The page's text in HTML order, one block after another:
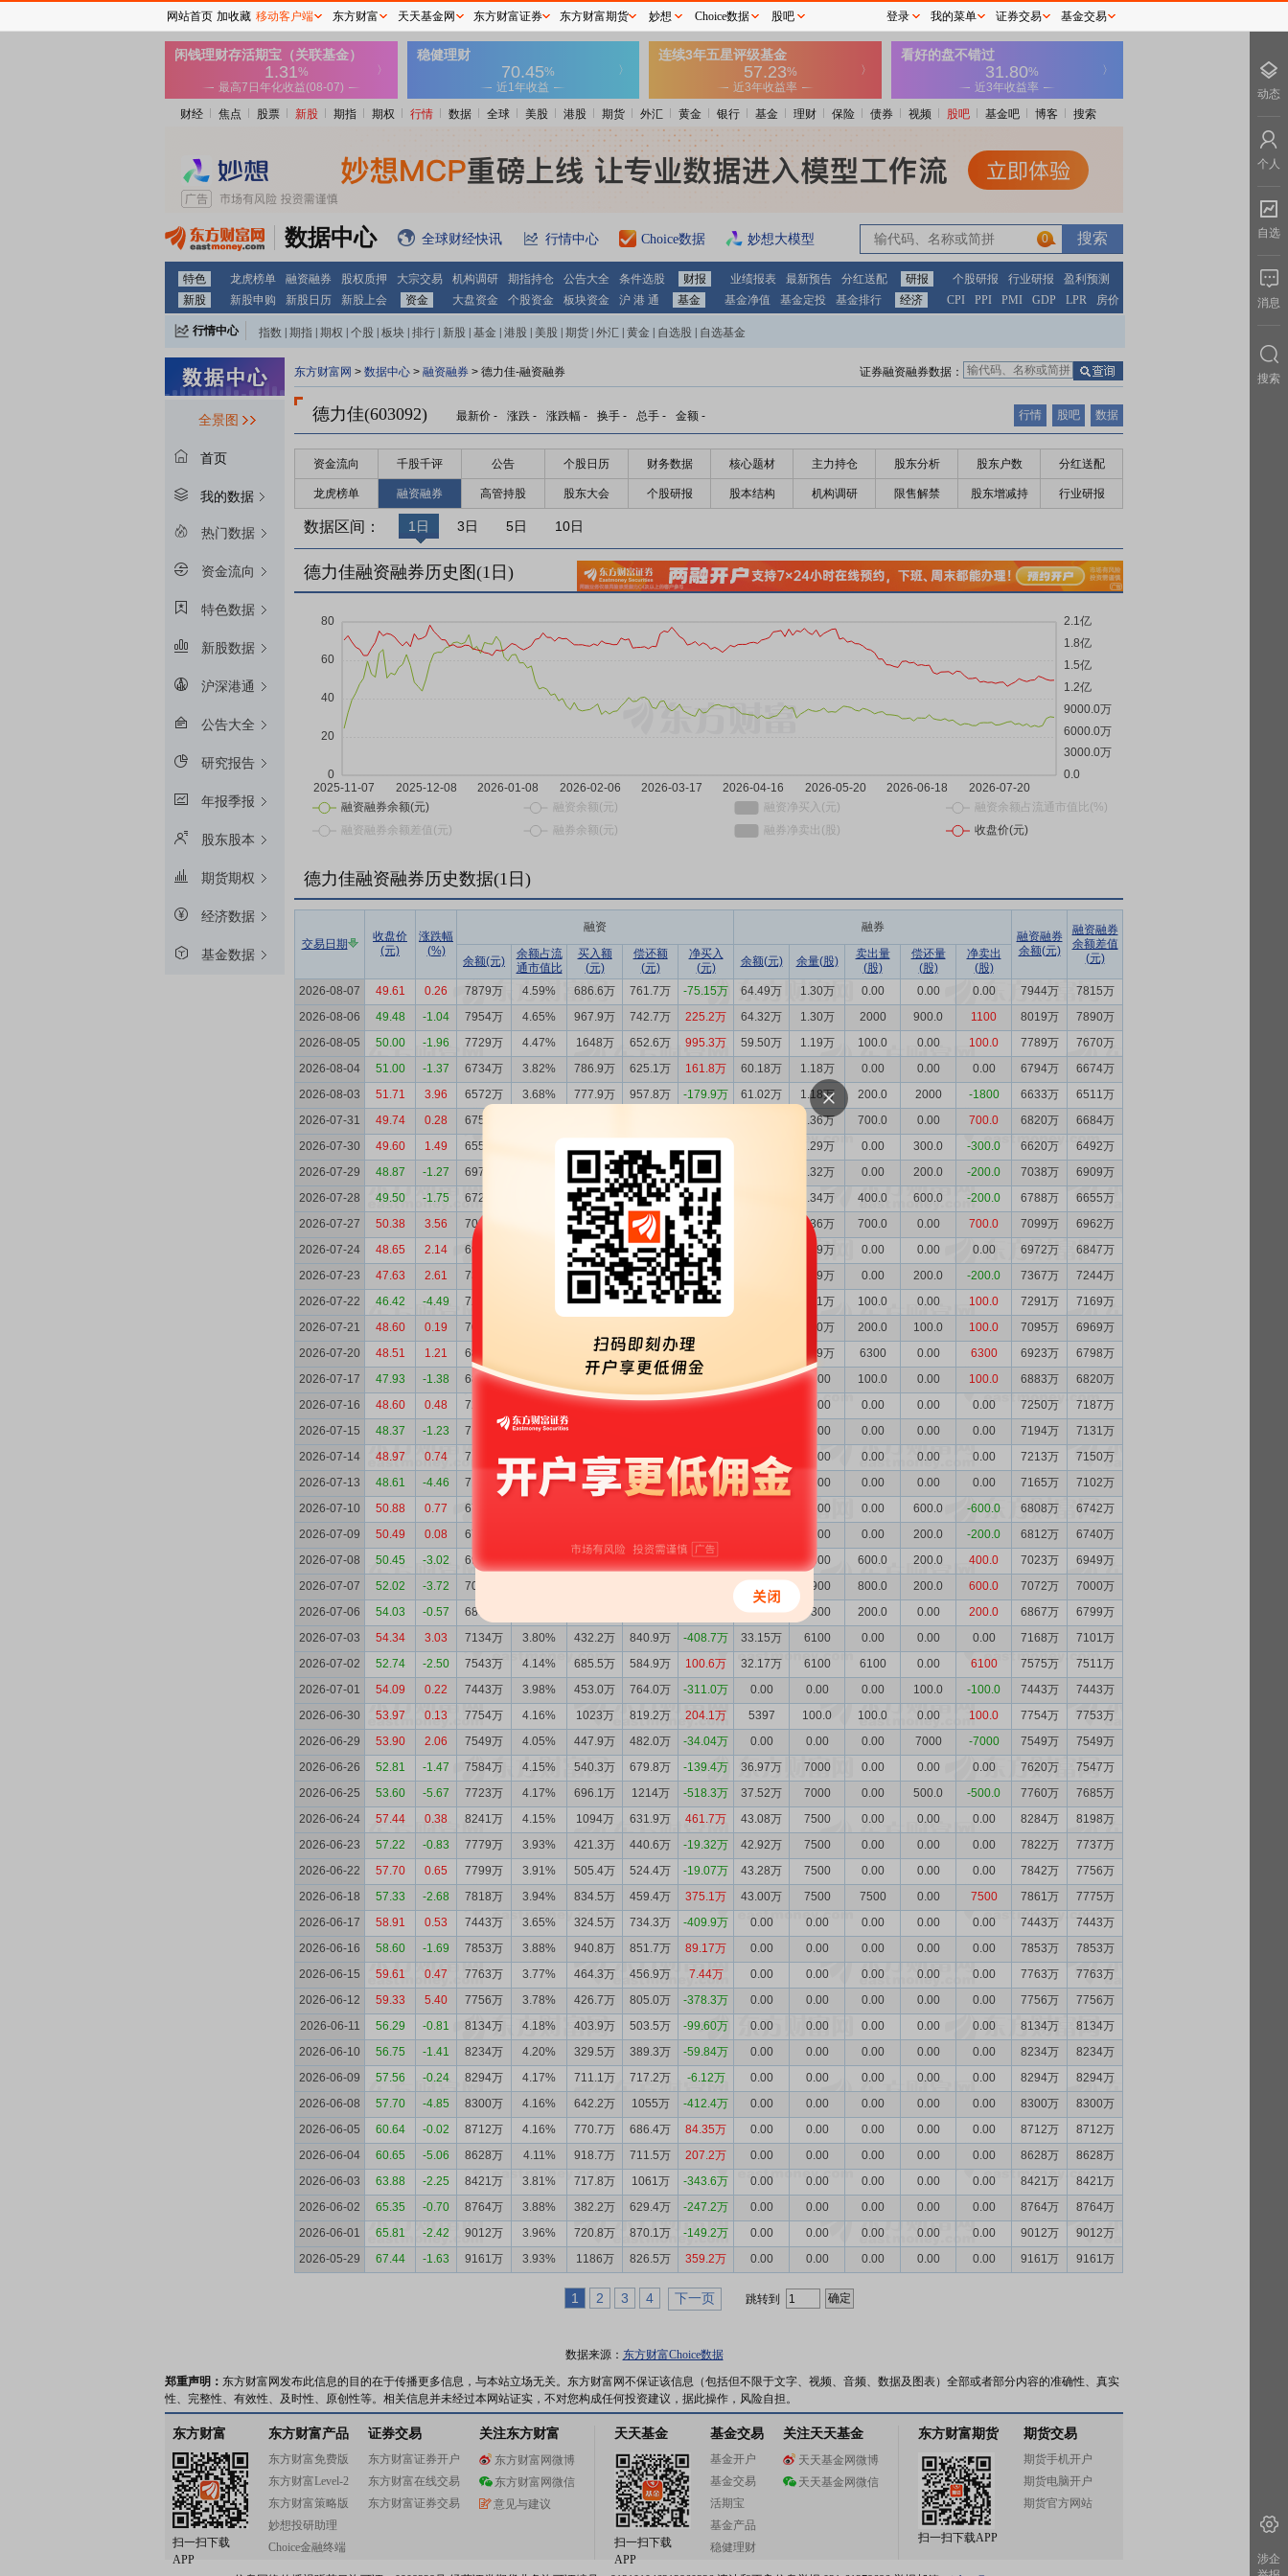
财经 焦点 股票 新股 期指 期权 行情 数据 全球 美股 港股 期货 外汇 黄金 银行 基金 理财 保险 债券 视频 股吧 基金吧 博客 搜索
数据中心 全球财经快讯 行情中心 Choice数据 妙想大模型 0
特色 龙虎榜单 融资融券 股权质押 大宗交易 机构调研 期指持仓 公告大全 条件选股 财报 业绩报表 最新预告 分红送配 研报 个股研报 行业研报
盈利预测
新股
新股申购 新股日历 新股上会 资金 大盘资金 个股资金 板块资金 沪 港 通 基金 基金净值 基金定投 基金排行 经济 CPI PPI PMI GDP LPR 房价
行情中心 指数 期指 期权 个股 板块 排行 新股 基金 港股 美股 期货 外汇 黄金 自选股 自选基金
全景图
首页
我的数据
热门数据
资金流向
特色数据
新股数据
沪深港通
公告大全
研究报告
年报季报
股东股本
期货期权
经济数据
基金数据
东方财富网 > 数据中心 > 融资融券 > 德力佳-融资融券 证券融资融券数据：
德力佳(603092) 最新价 - 涨跌 - 涨跌幅 - 换手 - 总手 - 金额 - 行情 股吧 数据
资金流向 千股千评 公告 个股日历 财务数据 核心题材 主力持仓 股东分析 股东户数 分红送配
龙虎榜单 融资融券 高管持股 股东大会 个股研报 股本结构 机构调研 限售解禁 股东增减持 行业研报
数据区间： 1日 3日 5日 10日
德力佳融资融券历史图(1 日)
德力佳融资融券历史数据(1 日)
交易日期
收盘价
(元)
涨跌幅
(%)
融资 融券
融资融券
余额(元)
融资融券
余额差值
(元)
余额(元)
余额占流
通市值比
买入额
(元)
偿还额
(元)
净买入
(元)
余额(元) 余量(股)
卖出量
(股)
偿还量
(股)
净卖出
(股)
2026-08-07
49.61 0.26 7879万 4.59% 686.6万 761.7万 -75.15万 64.49万 1.30万 0.00 0.00 0.00 7944万
7815万
2026-08-06
49.48 -1.04 7954万 4.65% 967.9万 742.7万 225.2万 64.32万 1.30万 2000 900.0 1100 8019万
7890万
2026-08-05
50.00 -1.96 7729万 4.47% 1648万 652.6万 995.3万 59.50万 1.19万 100.0 0.00 100.0 7789万
7670万
2026-08-04
51.00 -1.37 6734万 3.82% 786.9万 625.1万 161.8万 60.18万 1.18万 0.00 0.00 0.00 6794万
6674万
2026-08-03
51.71 3.96 6572万 3.68% 777.9万 957.8万 -179.9万 61.02万 1.18万 200.0 2000 -1800 6633万
6511万
2026-07-31
49.74 0.28 6752万 1.36万 700.0 0.00 700.0 6820万
6684万
2026-07-30
49.60 1.49 6556万 1.29万 0.00 300.0 -300.0 6620万
6492万
2026-07-29
48.87 -1.27 6973万 627.4万 375.9万 251.5万 1.32万 0.00 200.0 -200.0 7038万
6909万
2026-07-28
49.50 -1.75 6722万 310.5万 619.3万 -308.8万 1.34万 400.0 600.0 -200.0 6788万
6655万
2026-07-27
50.38 3.56 7030万 654.2万 533.2万 121.0万 1.36万 700.0 0.00 700.0 7099万
6962万
2026-07-24
48.65 2.14 6909万 936.3万 1333万 -396.2万 1.29万 0.00 0.00 0.00 6972万
6847万
2026-07-23
47.63 2.61 7306万 921.5万 846.0万 75.49万 1.29万 0.00 200.0 -200.0 7367万
7244万
2026-07-22
46.42 -4.49 7230万 707.7万 509.3万 198.4万 1.31万 100.0 0.00 100.0 7291万
7169万
2026-07-21
48.60 0.19 7032万 1.30万 200.0 100.0 100.0 7095万
6969万
2026-07-20
48.51 1.21 6860万 446.3万 437.3万 9.07万 1.29万 6300 0.00 6300 6923万
6798万
2026-07-17
47.93 -1.38 6851万 4.13% 340.1万 707.7万 -367.6万 31.63万 6600 100.0 0.00 100.0 6883万
6820万
2026-07-16
48.60 0.48 7219万 327.0万 270.6万 56.31万 6500 0.00 0.00 0.00 7250万
7187万
2026-07-15
48.37 -1.23 7163万 4.28% 6500 0.00 0.00 0.00 7194万
7131万
2026-07-14
48.97 0.74 7181万 4.24% 524.3万 476.5万 47.84万 31.83万 6500 0.00 0.00 0.00 7213万
7150万
2026-07-13
48.61 -4.46 7134万 4.24% 732.9万 374.7万 358.2万 31.60万 6500 0.00 0.00 0.00 7165万
7102万
2026-07-10
50.88 0.77 6775万 6500 0.00 600.0 -600.0 6808万
6742万
2026-07-09
50.49 0.08 6776万 7100 0.00 200.0 -200.0 6812万
6740万
2026-07-08
50.45 -3.02 6986万 -49.86万 7300 600.0 200.0 400.0 7023万
6949万
2026-07-07
52.02 -3.72 7036万 35.89万 6900 800.0 200.0 600.0 7072万
7000万
2026-07-06
54.03 -0.57 6833万 34.04万 6300 200.0 0.00 200.0 6867万
6799万
2026-07-03
54.34 3.03 7134万 3.80% 432.2万 840.9万 -408.7万 33.15万 6100 0.00 0.00 0.00 7168万
7101万
2026-07-02
52.74 -2.50 7543万 4.14% 685.5万 584.9万 100.6万 32.17万 6100 6100 0.00 6100 7575万
7511万
2026-07-01
54.09 0.22 7443万 3.98% 453.0万 764.0万 -311.0万 0.00 0.00 0.00 100.0 -100.0 7443万
7443万
2026-06-30
53.97 0.13 7754万 4.16% 1023万 819.2万 204.1万 5397 100.0 100.0 0.00 100.0 7754万
7753万
2026-06-29
53.90 2.06 7549万 4.05% 447.9万 482.0万 -34.04万 0.00 0.00 0.00 7000 -7000 7549万
7549万
2026-06-26
52.81 -1.47 7584万 4.15% 540.3万 679.8万 -139.4万 36.97万 7000 0.00 0.00 0.00 7620万
7547万
2026-06-25
53.60 -5.67 7723万 4.17% 696.1万 1214万 -518.3万 37.52万 7000 0.00 500.0 -500.0 7760万
7685万
2026-06-24
57.44 0.38 8241万 4.15% 1094万 631.9万 461.7万 43.08万 7500 0.00 0.00 0.00 8284万
8198万
2026-06-23
57.22 -0.83 7779万 3.93% 421.3万 440.6万 -19.32万 42.92万 7500 0.00 0.00 0.00 7822万
7737万
2026-06-22
57.70 0.65 7799万 3.91% 505.4万 524.4万 -19.07万 43.28万 7500 0.00 0.00 0.00 7842万
7756万
2026-06-18
57.33 -2.68 7818万 3.94% 834.5万 459.4万 375.1万 43.00万 7500 7500 0.00 7500 7861万
7775万
2026-06-17
58.91 0.53 7443万 3.65% 324.5万 734.3万 -409.9万 0.00 0.00 0.00 0.00 0.00 7443万
7443万
2026-06-16
58.60 -1.69 7853万 3.88% 940.8万 851.7万 89.17万 0.00 0.00 0.00 0.00 0.00 7853万
7853万
2026-06-15
59.61 0.47 7763万 3.77% 464.3万 456.9万 7.44万 0.00 0.00 0.00 0.00 0.00 7763万
7763万
2026-06-12
59.33 5.40 7756万 3.78% 426.7万 805.0万 -378.3万 0.00 0.00 0.00 0.00 0.00 7756万
7756万
2026-06-11
56.29 -0.81 8134万 4.18% 403.9万 503.5万 -99.60万 0.00 0.00 0.00 0.00 0.00 8134万
8134万
2026-06-10
56.75 -1.41 8234万 4.20% 329.5万 389.3万 -59.84万 0.00 0.00 0.00 0.00 0.00 8234万
8234万
2026-06-09
57.56 -0.24 8294万 4.17% 711.1万 717.2万 -6.12万 0.00 0.00 0.00 0.00 0.00 8294万
8294万
2026-06-08
57.70 -4.85 8300万 4.16% 642.2万 1055万 -412.4万 0.00 0.00 0.00 0.00 0.00 8300万
8300万
2026-06-05
60.64 -0.02 8712万 4.16% 770.7万 686.4万 84.35万 0.00 0.00 0.00 0.00 0.00 8712万
8712万
2026-06-04
60.65 -5.06 8628万 4.11% 918.7万 711.5万 207.2万 0.00 0.00 0.00 0.00 0.00 8628万
8628万
2026-06-03
63.88 -2.25 8421万 3.81% 717.8万 1061万 -343.6万 0.00 0.00 0.00 0.00 0.00 8421万
8421万
2026-06-02
65.35 -0.70 8764万 3.88% 382.2万 629.4万 -247.2万 0.00 0.00 0.00 0.00 0.00 8764万
8764万
2026-06-01
65.81 -2.42 9012万 3.96% 720.8万 870.1万 -149.2万 0.00 0.00 0.00 0.00 0.00 9012万
9012万
2026-05-29
67.44 -1.63 9161万 3.93% 1186万 826.5万 359.2万 0.00 0.00 0.00 0.00 0.00 9161万 9161万
1 2 3 4 下一页 跳转到
数据来源： 东方财富Choice数据
郑重声明： 东方财富网发布此信息的目的在于传播更多信息，与本站立场无关。东方财富网不保证该信息（包括但不限于文字、视频、音频、数据及图表）全部或者部分内容的准确性、真实
性、完整性、有效性、及时性、原创性等。相关信息并未经过本网站证实，不对您构成任何投资建议，据此操作，风险自担。
东方财富
扫一扫下载
APP
东方财富产品
东方财富免费版
东方财富Level-2
东方财富策略版
妙想投研助理
Choice金融终端
证券交易
东方财富证券开户
东方财富在线交易
东方财富证券交易
关注东方财富
东方财富网微博
东方财富网微信
意见与建议
天天基金
扫一扫下载
APP
基金交易
基金开户
基金交易
活期宝
基金产品
稳健理财
关注天天基金
天天基金网微博
天天基金网微信
东方财富期货
扫一扫下载APP
期货交易
期货手机开户
期货电脑开户
期货官方网站
网站首页 加收藏 移动客户端 东方财富 天天基金网 东方财富证券 东方财富期货 妙想 Choice数据 股吧 登录 我的菜单 证券交易 基金交易
动态
个人
自选
消息
搜索
涉企